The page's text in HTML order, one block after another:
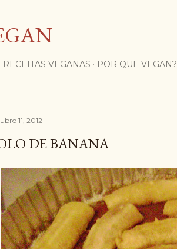
RECEITAS VEGANAS POR QUE VEGAN?
11, 2012
DE BANANA